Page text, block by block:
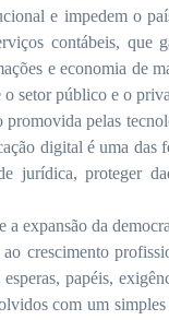
e impedem o
contábeis, que
e economia de
setor público e o
pelas
digital é uma das
jurídica, proteger
a expansão da
crescimento
papéis,
com um